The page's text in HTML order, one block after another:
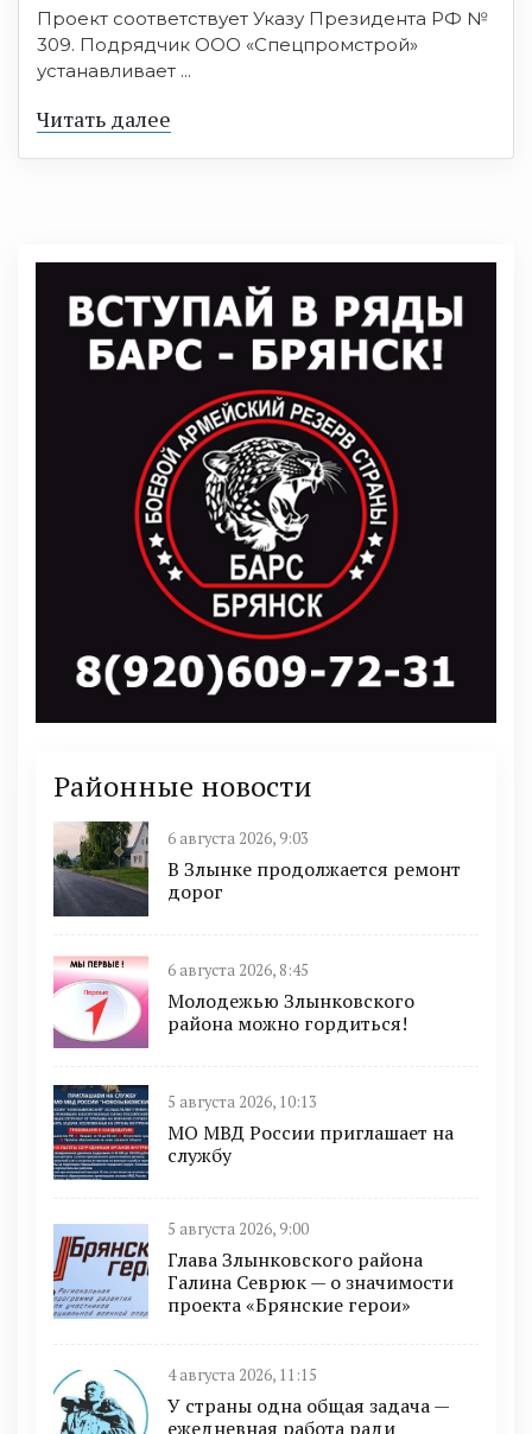
Проект соответствует Указу Президента РФ №
309. Подрядчик ООО «Спецпромстрой»
устанавливает ...
Читать далее
Районные новости
6 августа 2026, 9:03
В Злынке продолжается ремонт
дорог
6 августа 2026, 8:45
Молодежью Злынковского
района можно гордиться!
5 августа 2026, 10:13
МО МВД России приглашает на
службу
5 августа 2026, 9:00
Глава Злынковского района
Галина Севрюк — о значимости
проекта «Брянские герои»
4 августа 2026, 11:15
У страны одна общая задача —
ежедневная работа ради